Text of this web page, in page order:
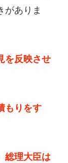
がありま
を反映させ
もりをす
総理大臣は